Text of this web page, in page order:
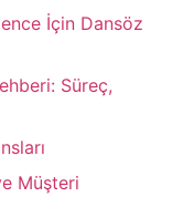
İçin Dansöz
Süreç,
Müşteri